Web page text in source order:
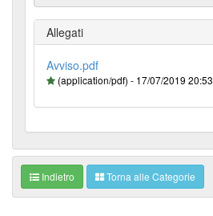
Allegati
Avviso.pdf
(application/pdf) - 17/07/2019 20:53
Indietro Torna alle Categorie